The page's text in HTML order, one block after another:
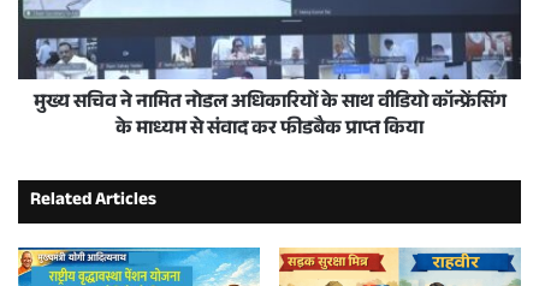
मुख्य सचिव ने नामित नोडल अधिकारियों के साथ वीडियो कॉन्फ्रेंसिंग
के माध्यम से संवाद कर फीडबैक प्राप्त किया
Related Articles